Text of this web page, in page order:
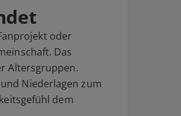
oder
Das
Altersgruppen.
Niederlagen zum
dem